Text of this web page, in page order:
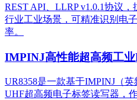
REST API、LLRP v1.0.1协议
行业工业场景，可精准识别电
率。
IMPINJ高性能超高频工
UR8358是一款基于IMPINJ（
UHF超高频电子标签读写器，